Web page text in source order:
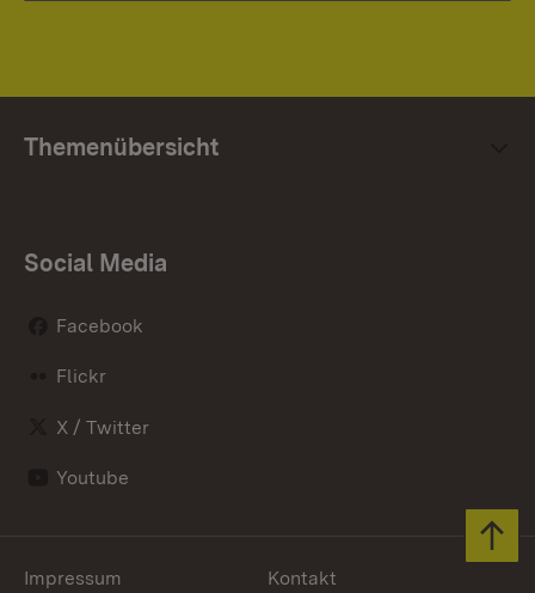
Themenübersicht
Social Media
Facebook
Flickr
X / Twitter
Youtube
Impressum Kontakt